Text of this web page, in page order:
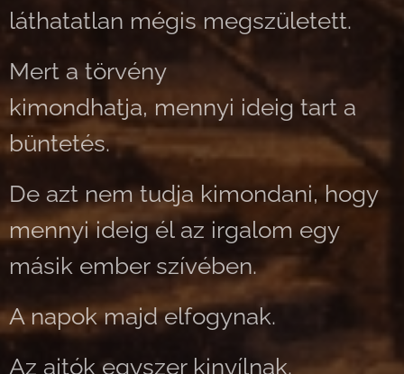
láthatatlan mégis megszületett.
Mert a törvény
kimondhatja, mennyi ideig tart a
büntetés.
De azt nem tudja kimondani, hogy
mennyi ideig él az irgalom egy
másik ember szívében.
A napok majd elfogynak.
Az ajtók egyszer kinyílnak.